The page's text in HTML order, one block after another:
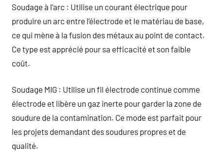
Soudage à l’arc : Utilise un courant électrique pour
produire un arc entre l’électrode et le matériau de base,
ce qui mène à la fusion des métaux au point de contact.
Ce type est apprécié pour sa efficacité et son faible
coût.
Soudage MIG : Utilise un fil électrode continue comme
électrode et libère un gaz inerte pour garder la zone de
soudure de la contamination. Ce mode est parfait pour
les projets demandant des soudures propres et de
qualité.